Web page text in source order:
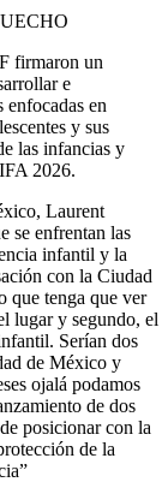
firmaron un
e
enfocadas en
y sus
las infancias y
2026.
Laurent
se enfrentan las
infantil y la
con la Ciudad
que tenga que ver
lugar y segundo, el
Serían dos
de México y
ojalá podamos
de dos
posicionar con la
de la